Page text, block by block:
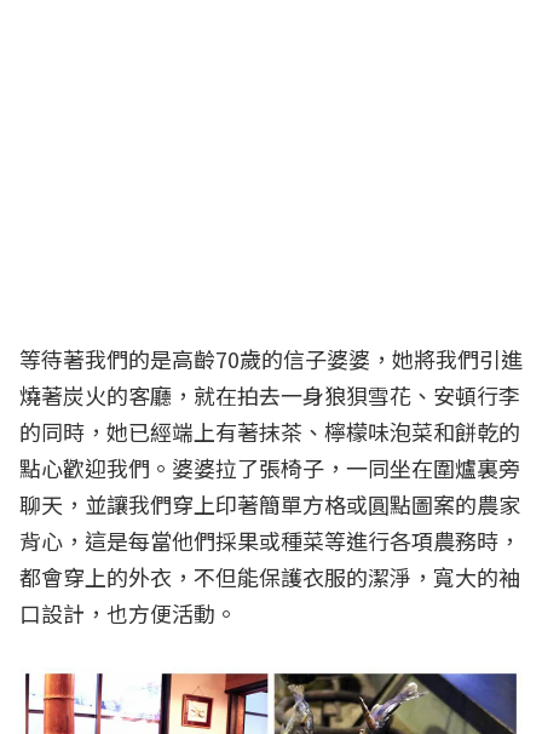
等待著我們的是高齡70歲的信子婆婆，她將我們引進
燒著炭火的客廳，就在拍去一身狼狽雪花、安頓行李
的同時，她已經端上有著抹茶、檸檬味泡菜和餅乾的
點心歡迎我們。婆婆拉了張椅子，一同坐在圍爐裏旁
聊天，並讓我們穿上印著簡單方格或圓點圖案的農家
背心，這是每當他們採果或種菜等進行各項農務時，
都會穿上的外衣，不但能保護衣服的潔淨，寬大的袖
口設計，也方便活動。